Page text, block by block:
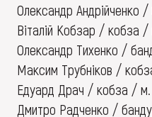
Олександр
Віталій Кобзар / кобза /
Олександр Тихенко /
Максим Трубніков /
Едуард Драч / кобза / м.
Дмитро Радченко /